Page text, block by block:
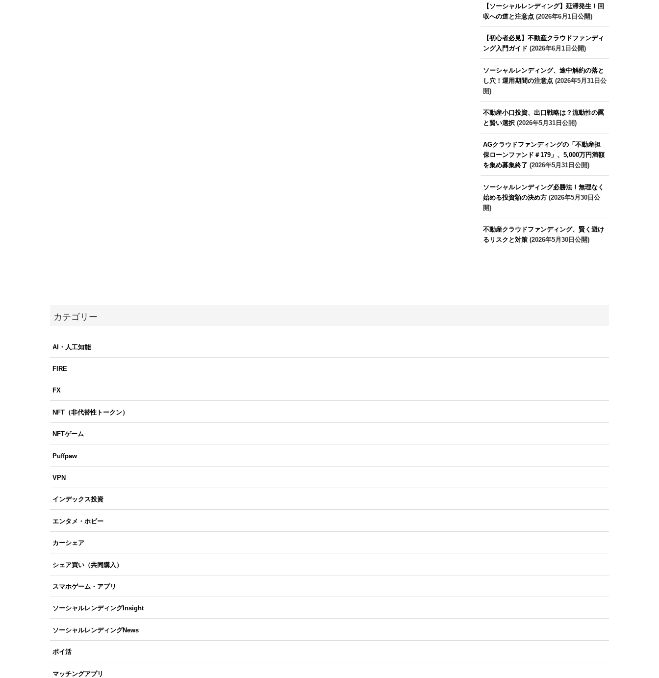
【ソーシャルレンディング】延滞発生！回
収への道と注意点(2026年6月1日公開)
【初心者必見】不動産クラウドファンディ
ング入門ガイド (2026年6月1日公開)
ソーシャルレンディング、途中解約の落と
し穴！運用期間の注意点(2026年5月31日公
開)
不動産小口投資、出口戦略は？流動性の罠
と賢い選択(2026年5月31日公開)
AGクラウドファンディングの「不動産担
保ローンファンド＃179」、5,000万円満額
を集め募集終了 (2026年5月31日公開)
ソーシャルレンディング必勝法！無理なく
始める投資額の決め方(2026年5月30日公
開)
不動産クラウドファンディング、賢く避け
るリスクと対策(2026年5月30日公開)
カテゴリー
AI・人工知能
FIRE
FX
NFT（非代替性トークン）
NFTゲーム
Puffpaw
VPN
インデックス投資
エンタメ・ホビー
カーシェア
シェア買い（共同購入）
スマホゲーム・アプリ
ソーシャルレンディングInsight
ソーシャルレンディングNews
ポイ活
マッチングアプリ